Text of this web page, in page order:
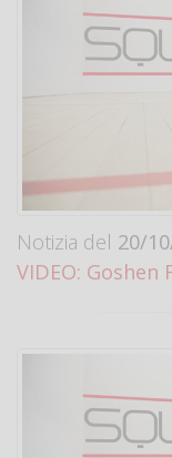
Notizia del 20/
VIDEO: